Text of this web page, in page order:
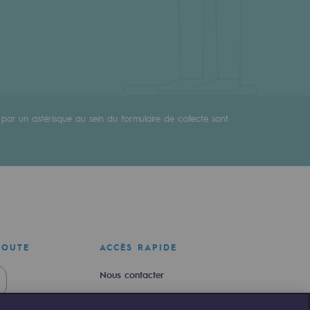
un astérisque au sein du formulaire de collecte sont
ACCÈS RAPIDE
Nous contacter